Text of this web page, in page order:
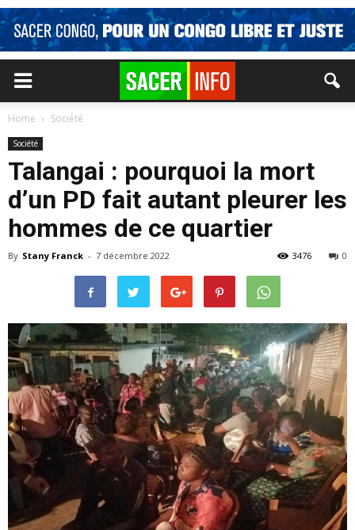
Home Société
Société
Talangai : pourquoi la mort
d’un PD fait autant pleurer les
hommes de ce quartier
By Stany Franck - 7 décembre 2022 0
3476